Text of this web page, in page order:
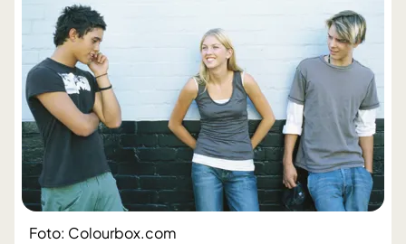
Foto: Colourbox.com